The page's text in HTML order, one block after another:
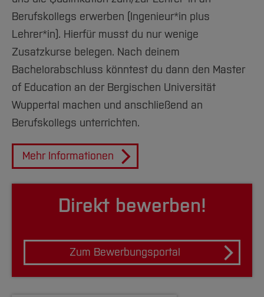
Lokalisierung und mobile Applikationen,
Technik der Mensch-Maschine-Interaktion,
Ökologie und Gesellschaft
[Inhalt zuklappen]
PDF 271 KB
Studienverlaufsplan ET
ausbildungsbegleitend
PDF 2 MB
Modulhandbuch ET
Beachten Sie bitte auch
dieRahmenordnungen für die
Studiengängeder Hochschule Bochum.
anerkanntes Zeugnisund nachgewiesene
deutsche Sprachkenntnisse
Ausbildungsbegleitendes
Studienmodell
Fachhochschulreife
(schulisch+praktisch) oder Abitur bzw.
vergleichbarer ausländischer Abschluss
Eine als gleichwertig anerkannte
und
Berufskollegs erwerben (Ingenieur*in plus
Lehrer*in). Hierfür musst du nur wenige
Zusatzkurse belegen. Nach deinem
Bachelorabschluss könntest du dann den Master
of Education an der Bergischen Universität
Wuppertal machen und anschließend an
Berufskollegs unterrichten.
Mehr Informationen
Direkt bewerben!
Zum Bewerbungsportal